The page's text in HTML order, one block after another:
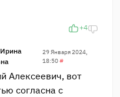
+4
29 Января 2024,
18:50#
Алексеевич, вот
согласна с